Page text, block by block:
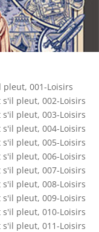
pleut, 001-Loisirs
s'il pleut, 002-Loisirs
s'il pleut, 003-Loisirs
s'il pleut, 004-Loisirs
s'il pleut, 005-Loisirs
s'il pleut, 006-Loisirs
s'il pleut, 007-Loisirs
s'il pleut, 008-Loisirs
s'il pleut, 009-Loisirs
s'il pleut, 010-Loisirs
s'il pleut, 011-Loisirs